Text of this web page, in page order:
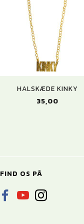
HALSKÆDE KINKY
35,00
FIND OS PÅ